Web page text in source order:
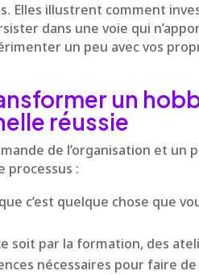
Elles illustrent comment
dans une voie qui
un peu avec vos
un
réussie
de l’organisation et un
processus :
c’est quelque chose que
soit par la formation, des
nécessaires pour faire